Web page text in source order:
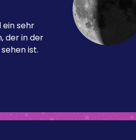
ein sehr
der in der
ist.